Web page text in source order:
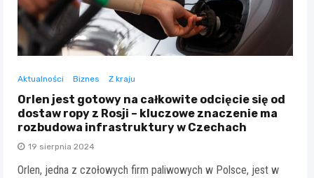
Aktualności Biznes Z kraju
Orlen jest gotowy na całkowite odcięcie się od
dostaw ropy z Rosji – kluczowe znaczenie ma
rozbudowa infrastruktury w Czechach
19 sierpnia 2024
Orlen, jedna z czołowych firm paliwowych w Polsce, jest w